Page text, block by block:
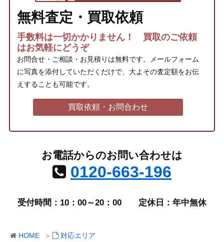
HOME
対応エリア
無料査定・買取依頼
手数料は一切かかりません！ 買取のご依頼
はお気軽にどうぞ
お問合せ・ご相談・お見積りは無料です。メールフォーム
に写真を添付していただくだけで、大よその査定額をお伝
えすることも可能です。
買取依頼・お問合わせ
お電話からのお問い合わせは
0120-663-196
受付時間：10：00～20：00 定休日：年中無休